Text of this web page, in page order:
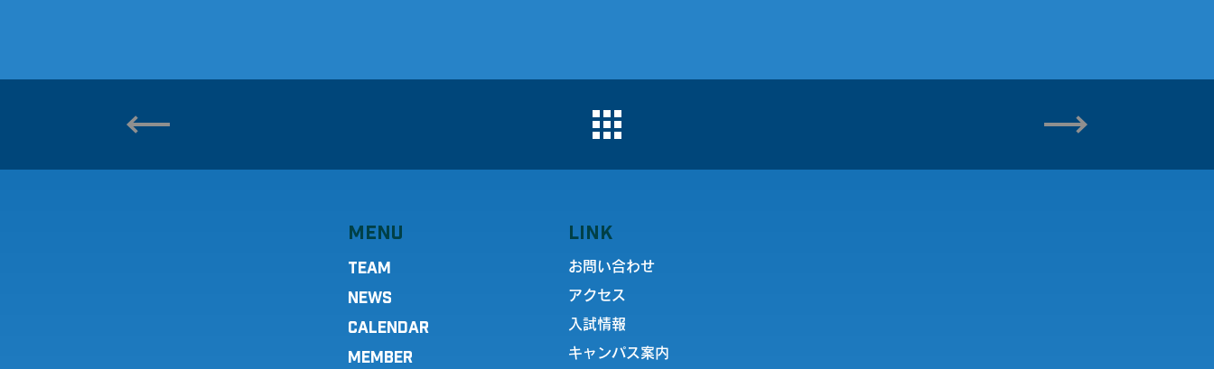
MENU
TEAM
NEWS
CALENDAR
MEMBER
LINK
お問い合わせ
アクセス
入試情報
キャンパス案内